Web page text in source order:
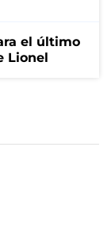
el último
Lionel